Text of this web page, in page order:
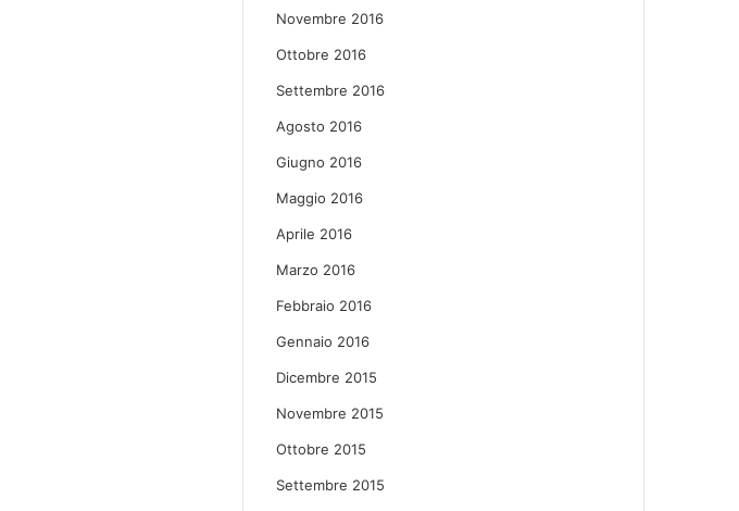
Novembre 2016
Ottobre 2016
Settembre 2016
Agosto 2016
Giugno 2016
Maggio 2016
Aprile 2016
Marzo 2016
Febbraio 2016
Gennaio 2016
Dicembre 2015
Novembre 2015
Ottobre 2015
Settembre 2015